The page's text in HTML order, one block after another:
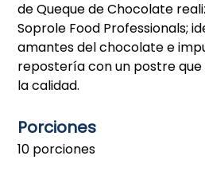
de Queque de Chocolate
Soprole Food Professionals;
amantes del chocolate e
repostería con un postre
la calidad.
Porciones
10 porciones